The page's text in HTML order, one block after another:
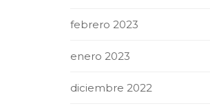
febrero 2023
enero 2023
diciembre 2022